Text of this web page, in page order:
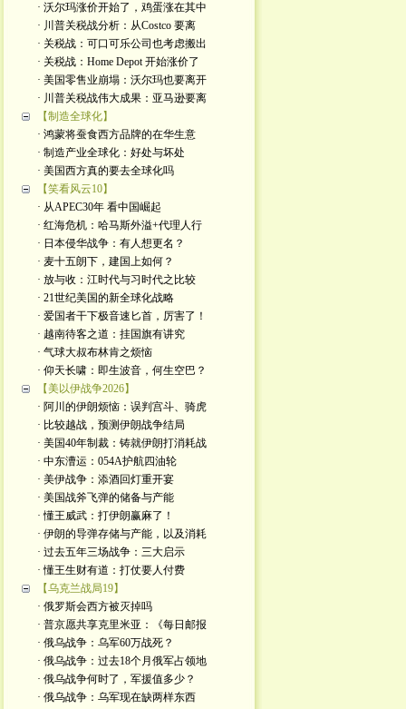
· 沃尔玛涨价开始了，鸡蛋涨在其中
· 川普关税战分析：从Costco 要离
· 关税战：可口可乐公司也考虑搬出
· 关税战：Home Depot 开始涨价了
· 美国零售业崩塌：沃尔玛也要离开
· 川普关税战伟大成果：亚马逊要离
【制造全球化】
· 鸿蒙将蚕食西方品牌的在华生意
· 制造产业全球化：好处与坏处
· 美国西方真的要去全球化吗
【笑看风云10】
· 从APEC30年 看中国崛起
· 红海危机：哈马斯外溢+代理人行
· 日本侵华战争：有人想更名？
· 麦十五朗下，建国上如何？
· 放与收：江时代与习时代之比较
· 21世纪美国的新全球化战略
· 爱国者干下极音速匕首，厉害了！
· 越南待客之道：挂国旗有讲究
· 气球大叔布林肯之烦恼
· 仰天长啸：即生波音，何生空巴？
【美以伊战争2026】
· 阿川的伊朗烦恼：误判宫斗、骑虎
· 比较越战，预测伊朗战争结局
· 美国40年制裁：铸就伊朗打消耗战
· 中东漕运：054A护航四油轮
· 美伊战争：添酒回灯重开宴
· 美国战斧飞弹的储备与产能
· 懂王威武：打伊朗赢麻了！
· 伊朗的导弹存储与产能，以及消耗
· 过去五年三场战争：三大启示
· 懂王生财有道：打仗要人付费
【乌克兰战局19】
· 俄罗斯会西方被灭掉吗
· 普京愿共享克里米亚：《每日邮报
· 俄乌战争：乌军60万战死？
· 俄乌战争：过去18个月俄军占领地
· 俄乌战争何时了，军援值多少？
· 俄乌战争：乌军现在缺两样东西